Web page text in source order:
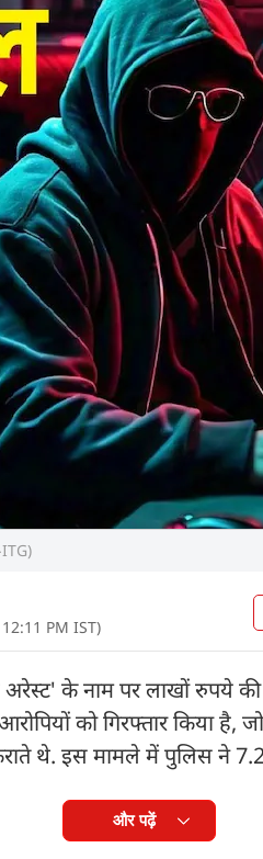
PM IST)
के नाम पर लाखों रुपये
को गिरफ्तार किया है,
थे. इस मामले में पुलिस ने
और पढ़ें